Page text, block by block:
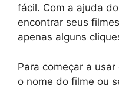
fácil. Com a ajuda
encontrar seus
apenas alguns
Para começar a
o nome do filme ou